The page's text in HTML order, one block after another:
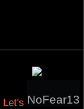
NoFear13
Let's